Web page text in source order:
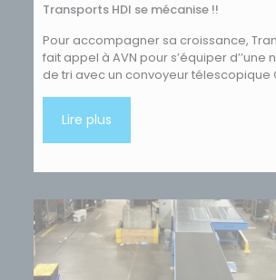
Transports HDI se mécanise !!
Pour accompagner sa croissance,
fait appel à AVN pour s’équiper d’’une
de tri avec un convoyeur télescopique
Lire plus